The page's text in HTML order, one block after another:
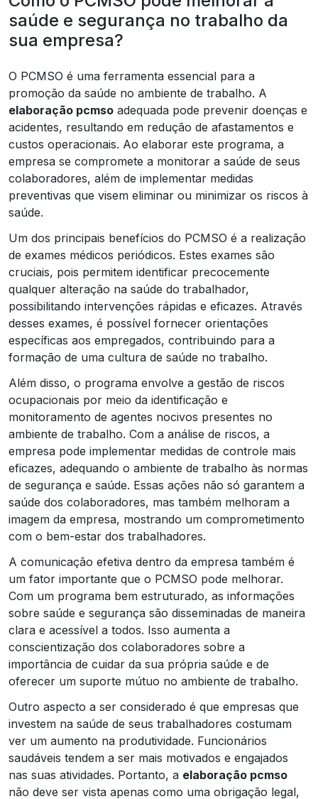
saúde e segurança no trabalho da
sua empresa?
O PCMSO é uma ferramenta essencial para a
promoção da saúde no ambiente de trabalho. A
elaboração pcmso adequada pode prevenir doenças e
acidentes, resultando em redução de afastamentos e
custos operacionais. Ao elaborar este programa, a
empresa se compromete a monitorar a saúde de seus
colaboradores, além de implementar medidas
preventivas que visem eliminar ou minimizar os riscos à
saúde.
Um dos principais benefícios do PCMSO é a realização
de exames médicos periódicos. Estes exames são
cruciais, pois permitem identificar precocemente
qualquer alteração na saúde do trabalhador,
possibilitando intervenções rápidas e eficazes. Através
desses exames, é possível fornecer orientações
específicas aos empregados, contribuindo para a
formação de uma cultura de saúde no trabalho.
Além disso, o programa envolve a gestão de riscos
ocupacionais por meio da identificação e
monitoramento de agentes nocivos presentes no
ambiente de trabalho. Com a análise de riscos, a
empresa pode implementar medidas de controle mais
eficazes, adequando o ambiente de trabalho às normas
de segurança e saúde. Essas ações não só garantem a
saúde dos colaboradores, mas também melhoram a
imagem da empresa, mostrando um comprometimento
com o bem-estar dos trabalhadores.
A comunicação efetiva dentro da empresa também é
um fator importante que o PCMSO pode melhorar.
Com um programa bem estruturado, as informações
sobre saúde e segurança são disseminadas de maneira
clara e acessível a todos. Isso aumenta a
conscientização dos colaboradores sobre a
importância de cuidar da sua própria saúde e de
oferecer um suporte mútuo no ambiente de trabalho.
Outro aspecto a ser considerado é que empresas que
investem na saúde de seus trabalhadores costumam
ver um aumento na produtividade. Funcionários
saudáveis tendem a ser mais motivados e engajados
nas suas atividades. Portanto, a elaboração pcmso
não deve ser vista apenas como uma obrigação legal,